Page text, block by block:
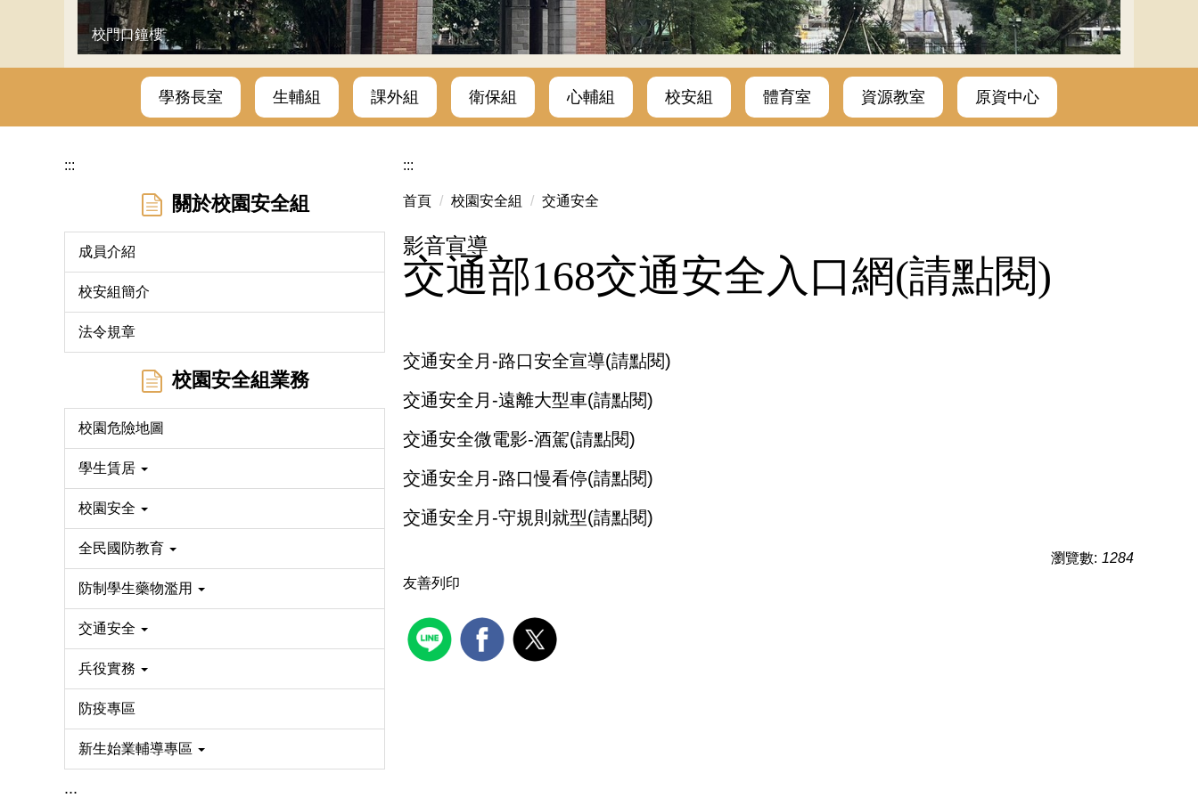
校門口鐘樓
學務長室 生輔組 課外組 衛保組 心輔組 校安組 體育室 資源教室 原資中心
:::
關於校園安全組
成員介紹
校安組簡介
法令規章
校園安全組業務
校園危險地圖
學生賃居
校園安全
全民國防教育
防制學生藥物濫用
交通安全
兵役實務
防疫專區
新生始業輔導專區
:::
首頁 校園安全組 交通安全
影音宣導
交通部168交通安全入口網(請點閱)
交通安全月-路口安全宣導(請點閱)
交通安全月-遠離大型車(請點閱)
交通安全微電影-酒駕(請點閱)
交通安全月-路口慢看停(請點閱)
交通安全月-守規則就型(請點閱)
瀏覽數: 1284
友善列印